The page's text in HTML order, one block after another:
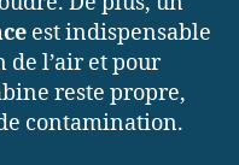
est indispensable
l’air et pour
reste propre,
contamination.